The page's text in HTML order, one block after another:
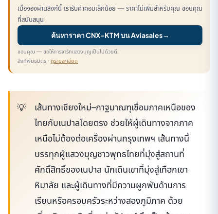
เมื่อจองผ่านลิงก์นี้ เรารับค่าคอมเล็กน้อย — ราคาไม่เพิ่มสำหรับคุณ ขอบคุณ
ที่สนับสนุน
ค้นหาราคา CNX–KTM บน Aviasales→
ขอบคุณ — ขอให้การจาริกแสวงบุญเป็นไปด้วยดี.
ลิงก์พันธมิตร · ดูรายละเอียด
เส้นทางเชียงใหม่–กาฐมาณฑุเชื่อมภาคเหนือของ
ไทยกับเนปาลโดยตรง ช่วยให้ผู้เดินทางจากภาค
เหนือไม่ต้องต่อเครื่องผ่านกรุงเทพฯ เส้นทางนี้
บรรทุกผู้แสวงบุญชาวพุทธไทยที่มุ่งสู่สถานที่
ศักดิ์สิทธิ์ของเนปาล นักเดินเขาที่มุ่งสู่เทือกเขา
หิมาลัย และผู้เดินทางที่มีความผูกพันด้านการ
เรียนหรือครอบครัวระหว่างสองภูมิภาค ด้วย